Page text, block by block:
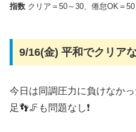
指数 クリア＝50～30、倦怠OK＝
9/16(金) 平和でクリア
今日は同調圧力に負けなか
足👣🦵も問題なし❗